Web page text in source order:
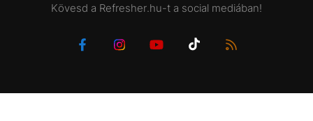
Kövesd a Refresher.hu-t a social mediában!